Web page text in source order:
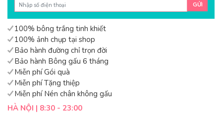
GỬI
100% bông trắng tinh khiết
100% ảnh chụp tại shop
Bảo hành đường chỉ trọn đời
Bảo hành Bông gấu 6 tháng
Miễn phí Gói quà
Miễn phí Tặng thiệp
Miễn phí Nén chân không gấu
HÀ NỘI | 8:30 - 23:00